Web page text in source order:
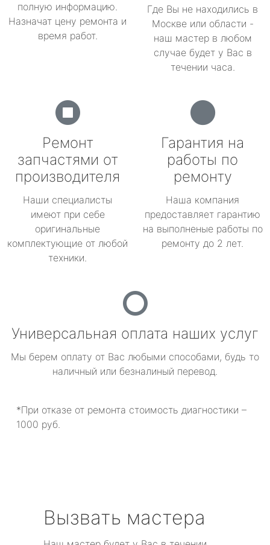
полную информацию.
Назначат цену ремонта и
время работ.
Где Вы не находились в
Москве или области -
наш мастер в любом
случае будет у Вас в
течении часа.
Ремонт
запчастями от
производителя
Наши специалисты
имеют при себе
оригинальные
комплектующие от любой
техники.
Гарантия на
работы по
ремонту
Наша компания
предоставляет гарантию
на выполненые работы по
ремонту до 2 лет.
Универсальная оплата наших услуг
Мы берем оплату от Вас любыми способами, будь то
наличный или безналиный перевод.
*При отказе от ремонта стоимость диагностики –
1000 руб.
Вызвать мастера